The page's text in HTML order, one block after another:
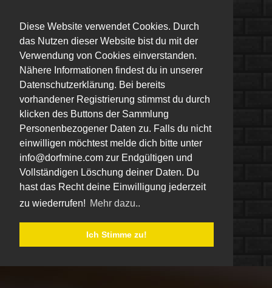
Diese Website verwendet Cookies. Durch
das Nutzen dieser Website bist du mit der
Verwendung von Cookies einverstanden.
Nähere Informationen findest du in unserer
Datenschutzerklärung. Bei bereits
vorhandener Registrierung stimmst du durch
klicken des Buttons der Sammlung
Personenbezogener Daten zu. Falls du nicht
einwilligen möchtest melde dich bitte unter
info@dorfmine.com zur Endgültigen und
Vollständigen Löschung deiner Daten. Du
hast das Recht deine Einwilligung jederzeit
zu wiederrufen! Mehr dazu..
Ich Stimme zu!